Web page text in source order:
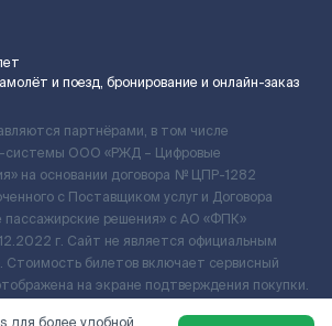
и поезд, бронирование и онлайн-заказ
партнёрами, в том числе
системы ООО «РЖД – Цифровые
на основании договора № ЦПР-1282
с Поставщиком услуг и Договора
решения» c АО «ФПК»
г. Сайт не является официальным
билетов включает сервисный
на экране подтверждения покупки.